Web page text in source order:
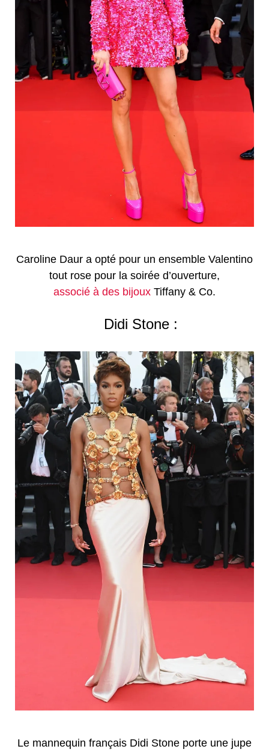
Caroline Daur a opté pour un ensemble Valentino
tout rose pour la soirée d’ouverture,
associé à des bijoux Tiffany & Co.
Didi Stone :
Le mannequin français Didi Stone porte une jupe